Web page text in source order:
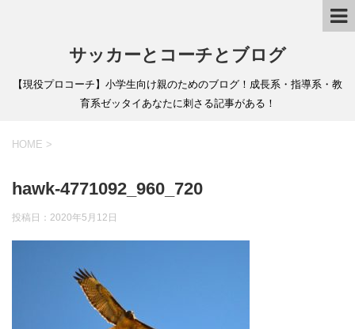
サッカーとコーチとブログ
【現役プロコーチ】小学生向け親のためのブログ！成長系・指導系・教
育系ゼッタイあなたに刺さる記事がある！
HOME >
hawk-4771092_960_720
投稿日： 2020年5月12日